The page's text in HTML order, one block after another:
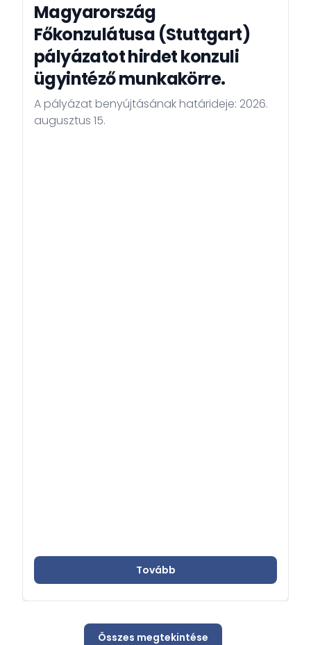
Magyarország
Főkonzulátusa (Stuttgart)
pályázatot hirdet konzuli
ügyintéző munkakörre.
A pályázat benyújtásának határideje: 2026.
augusztus 15.
Tovább
Összes megtekintése